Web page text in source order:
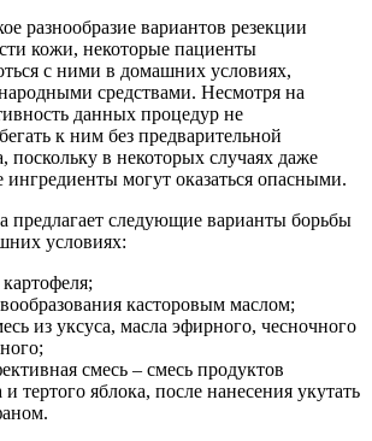
разнообразие вариантов резекции
кожи, некоторые пациенты
с ними в домашних условиях,
средствами. Несмотря на
данных процедур не
к ним без предварительной
поскольку в некоторых случаях даже
могут оказаться опасными.
предлагает следующие варианты борьбы
условиях:
касторовым маслом;
из уксуса, масла эфирного, чесночного
смесь – смесь продуктов
и тертого яблока, после нанесения укутать